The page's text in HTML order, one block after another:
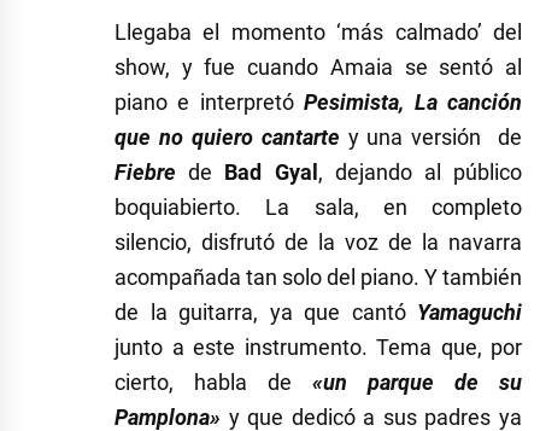
Llegaba el momento ‘más calmado’ del
show, y fue cuando Amaia se sentó al
piano e interpretóPesimista, La canción
que no quiero cantarte y una versión de
Fiebre de Bad Gyal , dejando al público
boquiabierto. La sala, en completo
silencio, disfrutó de la voz de la navarra
acompañada tan solo del piano. Y también
de la guitarra, ya que cantó Yamaguchi
junto a este instrumento. Tema que, por
cierto, habla de «un parque de su
Pamplona» y que dedicó a sus padres ya